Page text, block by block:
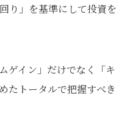
り」を基準にして投資を
ゲイン」だけでなく「キ
たトータルで把握すべき